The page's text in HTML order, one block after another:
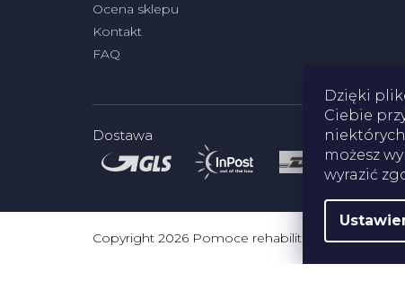
Dzięki
Ciebie
możesz
wyrazić
Ocena sklepu
Kontakt
FAQ
Dostawa
Copyright 2026 Pomoce rehabilitacyjne.